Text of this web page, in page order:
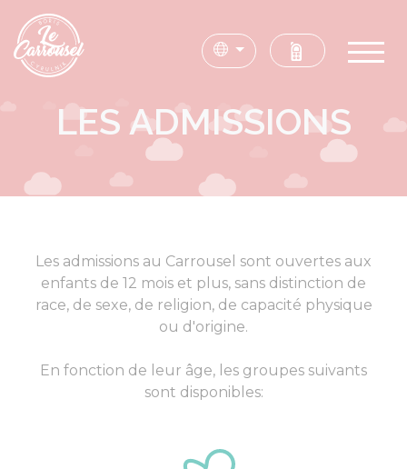
LES ADMISSIONS
Les admissions au Carrousel sont ouvertes aux
enfants de 12 mois et plus, sans distinction de
race, de sexe, de religion, de capacité physique
ou d'origine.
En fonction de leur âge, les groupes suivants
sont disponibles: